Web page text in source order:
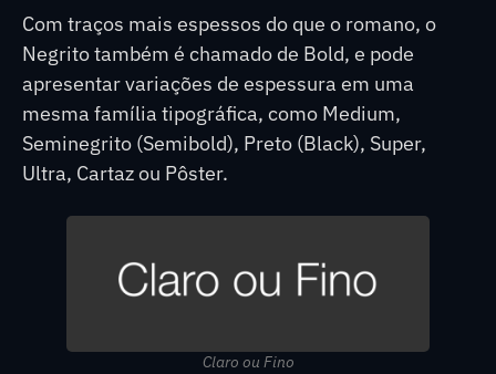
Com traços mais espessos do que o romano, o
Negrito também é chamado de Bold, e pode
apresentar variações de espessura em uma
mesma família tipográfica, como Medium,
Seminegrito (Semibold), Preto (Black), Super,
Ultra, Cartaz ou Pôster.
Claro ou Fino